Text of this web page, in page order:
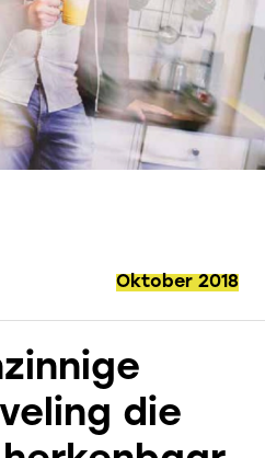
Oktober 2018
die